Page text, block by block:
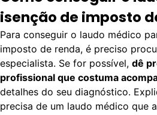
isenção de imposto
Para conseguir o laudo médico
imposto de renda, é preciso
especialista. Se for possível, dê
profissional que costuma
detalhes do seu diagnóstico.
precisa de um laudo médico que